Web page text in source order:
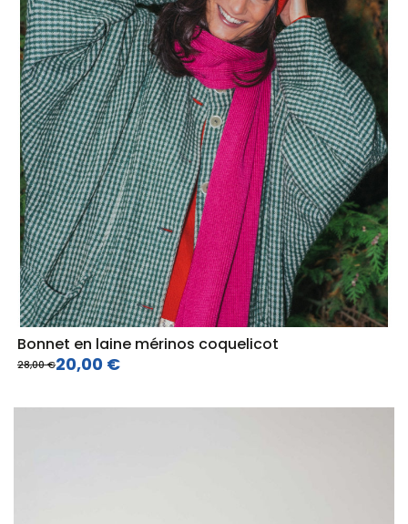
Bonnet en laine mérinos coquelicot
28,00 €20,00 €